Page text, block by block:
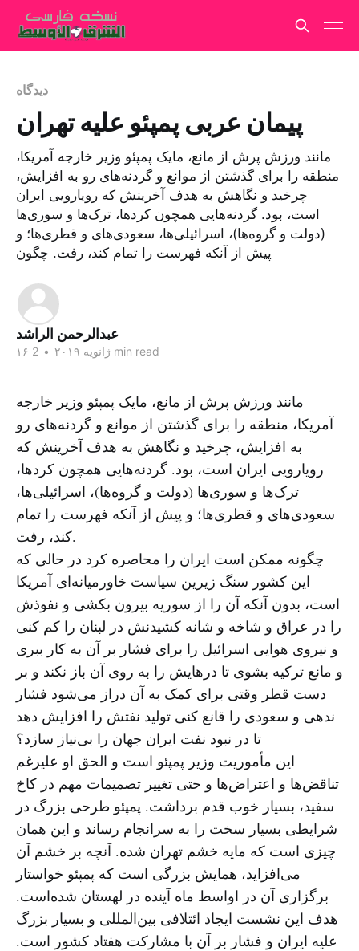
دیدگاه
پیمان عربی پمپئو علیه تهران
مانند ورزش پرش از مانع، مایک پمپئو وزیر خارجه آمریکا،
منطقه را برای گذشتن از موانع و گردنه‌های رو به افزایش،
چرخید و نگاهش به هدف آخرینش که رویارویی ایران
است، بود. گردنه‌هایی همچون کردها، ترک‌ها و سوری‌ها
(دولت و گروه‌ها)، اسرائیلی‌ها، سعودی‌های و قطری‌ها؛ و
پیش از آنکه فهرست را تمام کند، رفت. چگون
عبدالرحمن الراشد
۱۶ ژانویه ۲۰۱۹ • 2 min read
مانند ورزش پرش از مانع، مایک پمپئو وزیر خارجه
آمریکا، منطقه را برای گذشتن از موانع و گردنه‌های رو
به افزایش، چرخید و نگاهش به هدف آخرینش که
رویارویی ایران است، بود. گردنه‌هایی همچون کردها،
ترک‌ها و سوری‌ها (دولت و گروه‌ها)، اسرائیلی‌ها،
سعودی‌های و قطری‌ها؛ و پیش از آنکه فهرست را تمام
کند، رفت.
چگونه ممکن است ایران را محاصره کرد در حالی که
این کشور سنگ زیرین سیاست خاورمیانه‌ای آمریکا
است، بدون آنکه آن را از سوریه بیرون بکشی و نفوذش
را در عراق و شاخه و شانه کشیدنش در لبنان را کم کنی
و نیروی هوایی اسرائیل را برای فشار بر آن به کار ببری
و مانع ترکیه بشوی تا درهایش را به روی آن باز نکند و بر
دست قطر وقتی برای کمک به آن دراز می‌شود فشار
ندهی و سعودی را قانع کنی تولید نفتش را افزایش دهد
تا در نبود نفت ایران جهان را بی‌نیاز سازد؟
این مأموریت وزیر پمپئو است و الحق او علیرغم
تناقض‌ها و اعتراض‌ها و حتی تغییر تصمیمات مهم در کاخ
سفید، بسیار خوب قدم برداشت. پمپئو طرحی بزرگ در
شرایطی بسیار سخت را به سرانجام رساند و این همان
چیزی است که مایه خشم تهران شده. آنچه بر خشم آن
می‌افزاید، همایش بزرگی است که پمپئو خواستار
برگزاری آن در اواسط ماه آینده در لهستان شده‌است.
هدف این نشست ایجاد ائتلافی بین‌المللی و بسیار بزرگ
علیه ایران و فشار بر آن با مشارکت هفتاد کشور است.